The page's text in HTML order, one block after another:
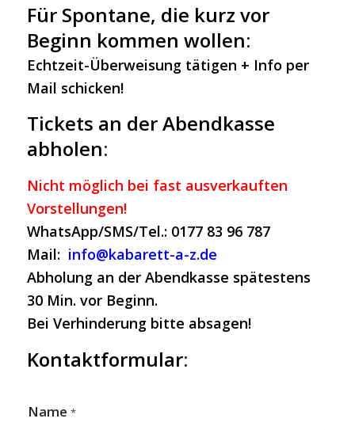
Für Spontane, die kurz vor
Beginn kommen wollen:
Echtzeit-Überweisung tätigen + Info per
Mail schicken!
Tickets an der Abendkasse
abholen:
Nicht möglich bei fast ausverkauften
Vorstellungen!
WhatsApp/SMS/Tel.: 0177 83 96 787
Mail: info@kabarett-a-z.de
Abholung an der Abendkasse spätestens
30 Min. vor Beginn.
Bei Verhinderung bitte absagen!
Kontaktformular:
Name *